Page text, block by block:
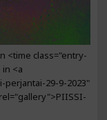
<time class="entry-
in <a
29-9-2023"